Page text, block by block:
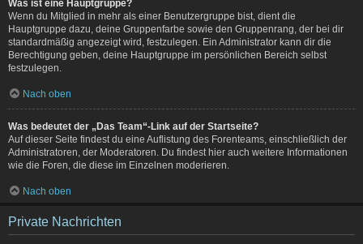
Was ist eine Hauptgruppe?
Wenn du Mitglied in mehr als einer Benutzergruppe bist, dient die
Hauptgruppe dazu, deine Gruppenfarbe sowie den Gruppenrang, der bei dir
standardmäßig angezeigt wird, festzulegen. Ein Administrator kann dir die
Berechtigung geben, deine Hauptgruppe im persönlichen Bereich selbst
festzulegen.
Nach oben
Was bedeutet der „Das Team“-Link auf der Startseite?
Auf dieser Seite findest du eine Auflistung des Forenteams, einschließlich der
Administratoren, der Moderatoren. Du findest hier auch weitere Informationen
wie die Foren, die diese im Einzelnen moderieren.
Nach oben
Private Nachrichten